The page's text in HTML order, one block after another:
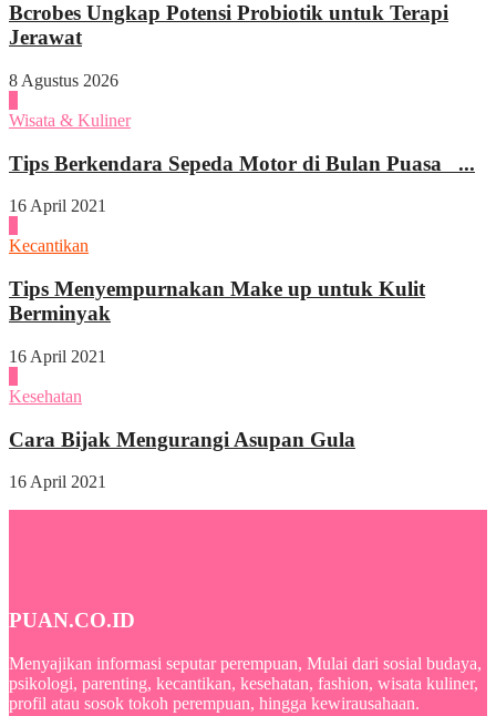
Bcrobes Ungkap Potensi Probiotik untuk Terapi
Jerawat
8 Agustus 2026
Wisata & Kuliner
Tips Berkendara Sepeda Motor di Bulan Puasa ...
16 April 2021
Kecantikan
Tips Menyempurnakan Make up untuk Kulit
Berminyak
16 April 2021
Kesehatan
Cara Bijak Mengurangi Asupan Gula
16 April 2021
PUAN.CO.ID
Menyajikan informasi seputar perempuan, Mulai dari sosial budaya,
psikologi, parenting, kecantikan, kesehatan, fashion, wisata kuliner,
profil atau sosok tokoh perempuan, hingga kewirausahaan.